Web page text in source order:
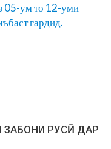
05-ум то 12-уми
гардид.
ЗАБОНИ РУСӢ ДАР